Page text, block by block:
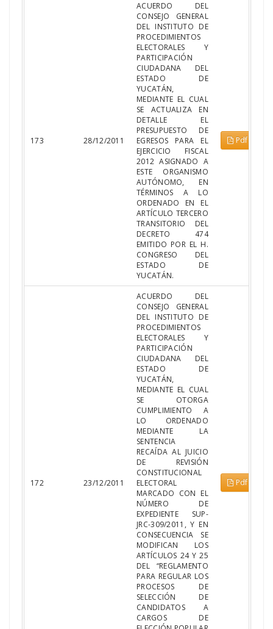
173 28/12/2011
ACUERDO DEL
CONSEJO GENERAL
DEL INSTITUTO DE
PROCEDIMIENTOS
ELECTORALES Y
PARTICIPACIÓN
CIUDADANA DEL
ESTADO DE
YUCATÁN,
MEDIANTE EL CUAL
SE ACTUALIZA EN
DETALLE EL
PRESUPUESTO DE
EGRESOS PARA EL
EJERCICIO FISCAL
2012 ASIGNADO A
ESTE ORGANISMO
AUTÓNOMO, EN
TÉRMINOS A LO
ORDENADO EN EL
ARTÍCULO TERCERO
TRANSITORIO DEL
DECRETO 474
EMITIDO POR EL H.
CONGRESO DEL
ESTADO DE
YUCATÁN.
Pdf
172 23/12/2011
ACUERDO DEL
CONSEJO GENERAL
DEL INSTITUTO DE
PROCEDIMIENTOS
ELECTORALES Y
PARTICIPACIÓN
CIUDADANA DEL
ESTADO DE
YUCATÁN,
MEDIANTE EL CUAL
SE OTORGA
CUMPLIMIENTO A
LO ORDENADO
MEDIANTE LA
SENTENCIA
RECAÍDA AL JUICIO
DE REVISIÓN
CONSTITUCIONAL
ELECTORAL
MARCADO CON EL
NÚMERO DE
EXPEDIENTE SUP-
JRC-309/2011, Y EN
CONSECUENCIA SE
MODIFICAN LOS
ARTÍCULOS 24 Y 25
DEL “REGLAMENTO
PARA REGULAR LOS
PROCESOS DE
SELECCIÓN DE
CANDIDATOS A
CARGOS DE
Pdf